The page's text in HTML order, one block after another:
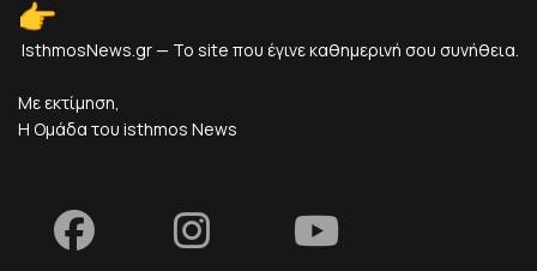
IsthmosNews.gr — Το site που έγινε καθημερινή σου συνήθεια.
Με εκτίμηση,
Η Ομάδα του isthmos News